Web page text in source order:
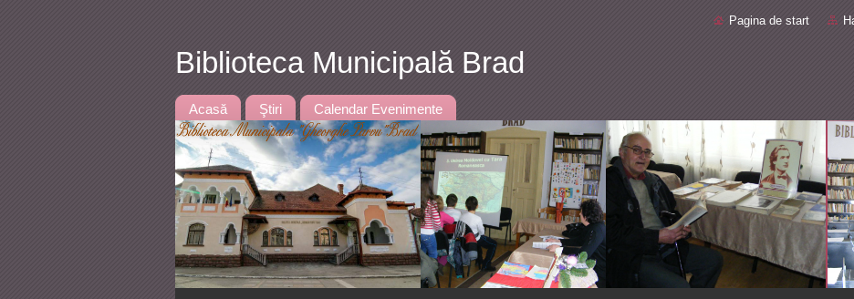
Pagina de start
Biblioteca Municipală Brad
Acasă Ştiri Calendar Evenimente